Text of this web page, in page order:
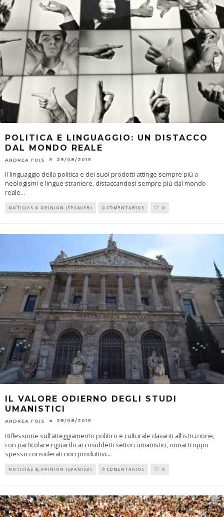
POLITICA E LINGUAGGIO: UN DISTACCO
DAL MONDO REALE
ANDREA FOIS 29/08/2015
Il linguaggio della politica e dei suoi prodotti attinge sempre più a
neologismi e lingue straniere, distaccandosi sempre più dal mondo
reale...
NOTICIAS & OPINION (SPANISH) 0 COMENTARIOS 0
IL VALORE ODIERNO DEGLI STUDI
UMANISTICI
ANDREA FOIS 28/08/2015
Riflessione sull’atteggiamento politico e culturale davanti all’istruzione,
con particolare riguardo ai cosiddetti settori umanistici, ormai troppo
spesso considerati non produttivi...
NOTICIAS & OPINION (SPANISH) 0 COMENTARIOS 0